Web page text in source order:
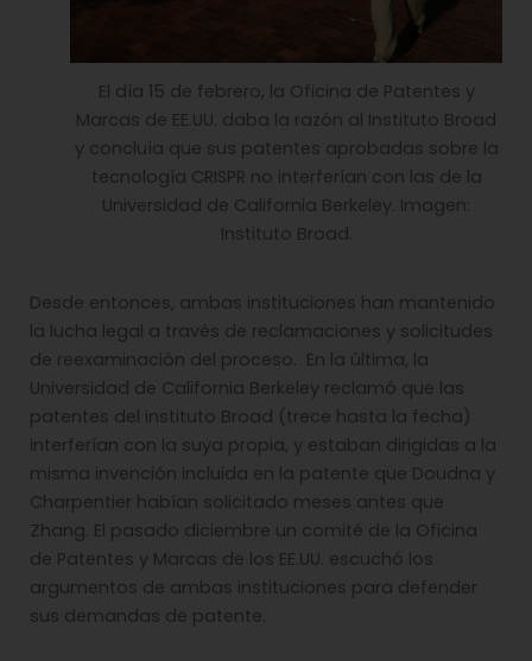
El día 15 de febrero, la Oficina de Patentes y
Marcas de EE.UU. daba la razón al Instituto Broad
y concluía que sus patentes aprobadas sobre la
tecnología CRISPR no interferían con las de la
Universidad de California Berkeley. Imagen:
Instituto Broad.
Desde entonces, ambas instituciones han mantenido
la lucha legal a través de reclamaciones y solicitudes
de reexaminación del proceso. En la última, la
Universidad de California Berkeley reclamó que las
patentes del instituto Broad (trece hasta la fecha)
interferían con la suya propia, y estaban dirigidas a la
misma invención incluida en la patente que Doudna y
Charpentier habían solicitado meses antes que
Zhang. El pasado diciembre un comité de la Oficina
de Patentes y Marcas de los EE.UU. escuchó los
argumentos de ambas instituciones para defender
sus demandas de patente.